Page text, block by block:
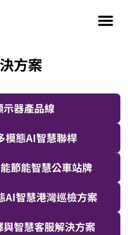
方案
示器產品線
模態AI智慧聯桿
節能智慧公車站牌
AI智慧港灣巡檢方案
智慧客服解決方案